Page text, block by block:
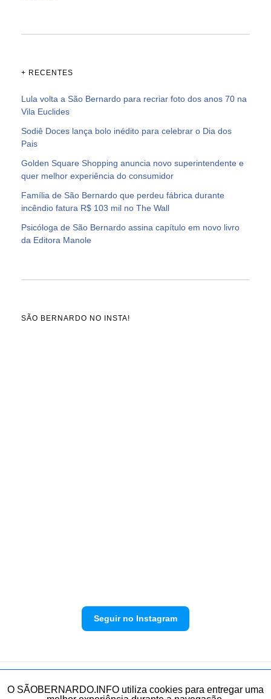
+ RECENTES
Lula volta a São Bernardo para recriar foto dos anos 70 na
Vila Euclides
Sodiê Doces lança bolo inédito para celebrar o Dia dos
Pais
Golden Square Shopping anuncia novo superintendente e
quer melhor experiência do consumidor
Família de São Bernardo que perdeu fábrica durante
incêndio fatura R$ 103 mil no The Wall
Psicóloga de São Bernardo assina capítulo em novo livro
da Editora Manole
SÃO BERNARDO NO INSTA!
Seguir no Instagram
Política de privacidade Envie sua denúncia
O SÃOBERNARDO.INFO utiliza cookies para entregar uma